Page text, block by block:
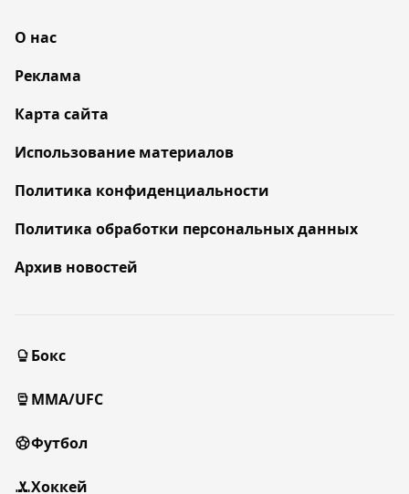
О нас
Реклама
Карта сайта
Использование материалов
Политика конфиденциальности
Политика обработки персональных данных
Архив новостей
Бокс
MMA/UFC
Футбол
Хоккей